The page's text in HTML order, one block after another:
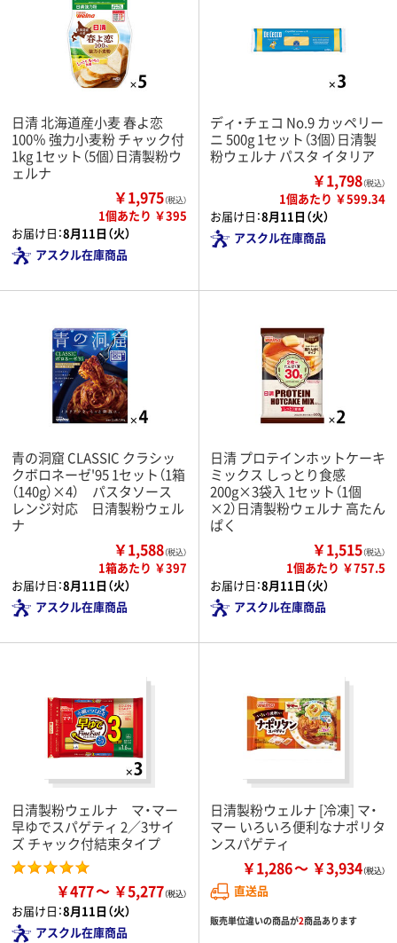
日清 北海道産小麦 春よ恋
100％ 強力小麦粉 チャック付
1kg 1セット（5個）日清製粉ウ
ェルナ
￥1,975（税込）
1個あたり ￥395
お届け日：8月11日（火）
アスクル在庫商品
ディ・チェコ No.9 カッペリー
ニ 500g 1セット（3個）日清製
粉ウェルナ パスタ イタリア
￥1,798（税込）
1個あたり ￥599.34
お届け日：8月11日（火）
アスクル在庫商品
青の洞窟 CLASSIC クラシッ
クボロネーゼ'95 1セット（1箱
（140g）×4） パスタソース
レンジ対応 日清製粉ウェル
ナ
￥1,588（税込）
1箱あたり ￥397
お届け日：8月11日（火）
アスクル在庫商品
日清 プロテインホットケーキ
ミックス しっとり食感
200g×3袋入 1セット（1個
×2）日清製粉ウェルナ 高たん
ぱく
￥1,515（税込）
1個あたり ￥757.5
お届け日：8月11日（火）
アスクル在庫商品
日清製粉ウェルナ マ・マー
早ゆでスパゲティ 2／3サイ
ズ チャック付結束タイプ
￥477 ￥5,277
お届け日：8月11日（火）
アスクル在庫商品
日清製粉ウェルナ [冷凍] マ・
マー いろいろ便利なナポリタ
ンスパゲティ
￥1,286 ￥3,934
直送品
販売単位違いの商品が2商品あります